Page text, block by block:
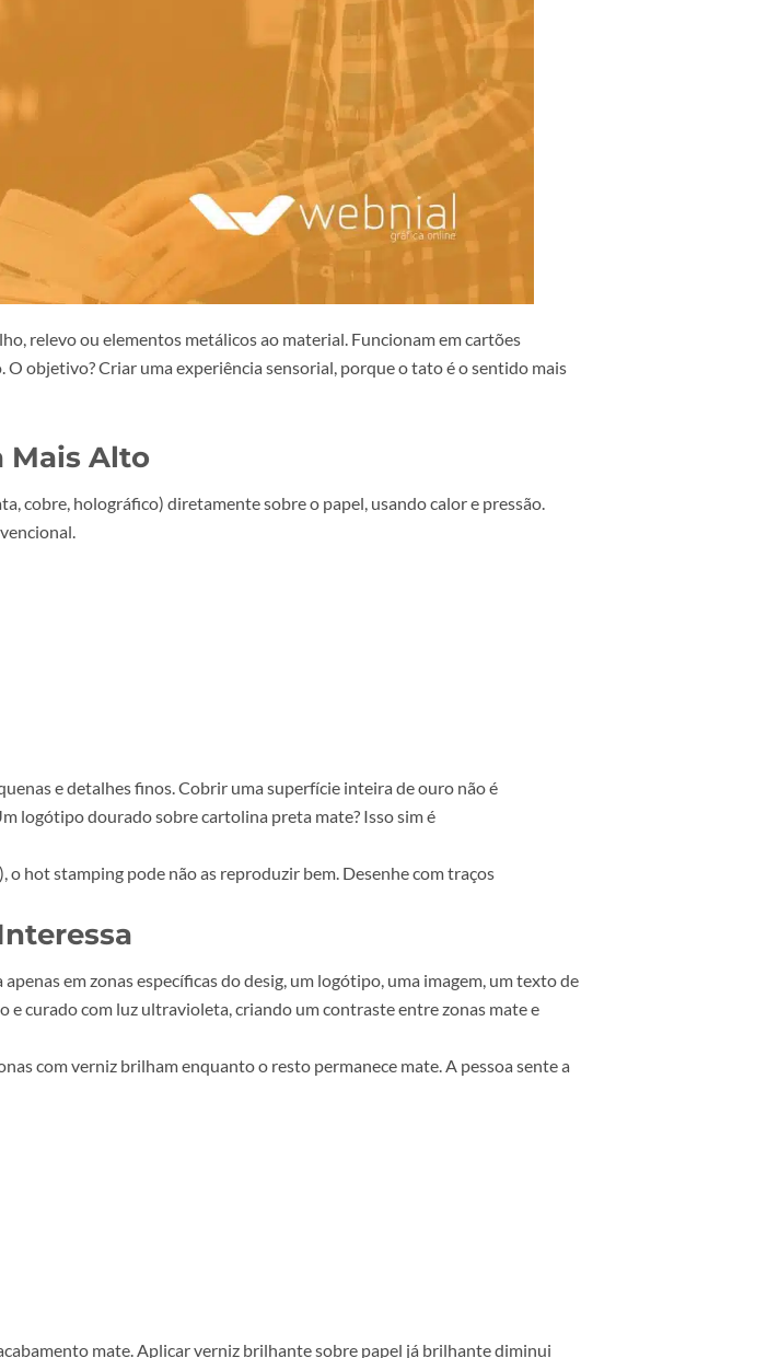
brilho, relevo ou elementos metálicos ao material. Funcionam em cartões
de livro. O objetivo? Criar uma
Mais Alto
prata, cobre, holográfico) diretamente sobre o papel, usando calor e pressão.
pequenas e detalhes finos. Cobrir uma superfície inteira de ouro não é
Um logótipo dourado sobre cartolina preta mate? Isso sim é
0,5mm), o hot stamping pode não as reproduzir bem. Desenhe com traços
Interessa
apenas em zonas específicas do desig, um logótipo, uma imagem, um texto de
aplicado e curado com luz ultravioleta, criando um contraste entre zonas mate e
as zonas com verniz brilham enquanto o resto permanece mate. A pessoa sente a